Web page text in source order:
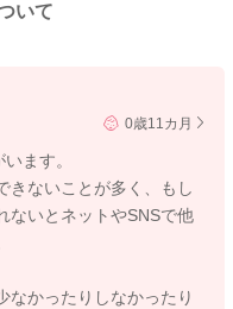
いて
0歳11カ月
ます。
きないことが多く、もし
ないとネットやSNSで他
なかったりしなかったり